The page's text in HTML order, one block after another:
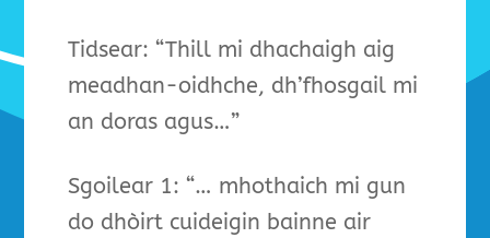
Tidsear: “Thill mi dhachaigh aig
meadhan-oidhche, dh’fhosgail mi
an doras agus…”
Sgoilear 1: “… mhothaich mi gun
do dhòirt cuideigin bainne air